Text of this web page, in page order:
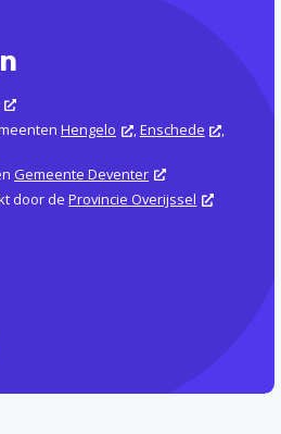
Hengelo ,Enschede
,
Gemeente Deventer
door deProvincie Overijssel